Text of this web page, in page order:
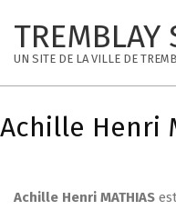
content
TREMBLAY
UN SITE DE LA VILLE DE
Achille Henri
Achille Henri MATHIAS